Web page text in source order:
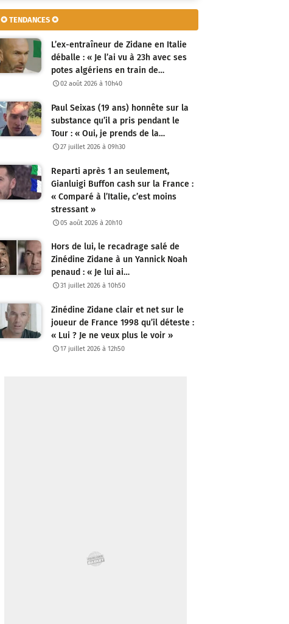
✪ TENDANCES ✪
L’ex-entraîneur de Zidane en Italie
déballe : « Je l’ai vu à 23h avec ses
potes algériens en train de…
02 août 2026 à 10h40
Paul Seixas (19 ans) honnête sur la
substance qu’il a pris pendant le
Tour : « Oui, je prends de la…
27 juillet 2026 à 09h30
Reparti après 1 an seulement,
Gianluigi Buffon cash sur la France :
« Comparé à l’Italie, c’est moins
stressant »
05 août 2026 à 20h10
Hors de lui, le recadrage salé de
Zinédine Zidane à un Yannick Noah
penaud : « Je lui ai…
31 juillet 2026 à 10h50
Zinédine Zidane clair et net sur le
joueur de France 1998 qu’il déteste :
« Lui ? Je ne veux plus le voir »
17 juillet 2026 à 12h50